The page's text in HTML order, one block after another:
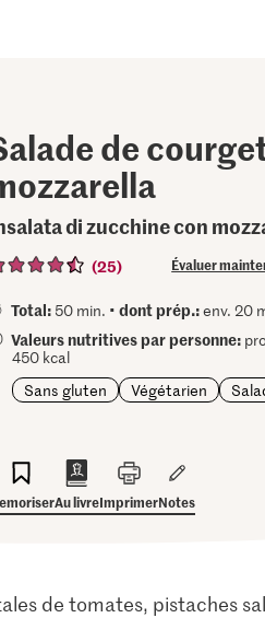
de
di zucchine con
(25) Évaluer
Total: 50 min. •dont prép.:env. 20
Valeurs nutritives par personne:
450 kcal
Sans gluten
Végétarien
Au livreImprimerNotes
de tomates, pistaches